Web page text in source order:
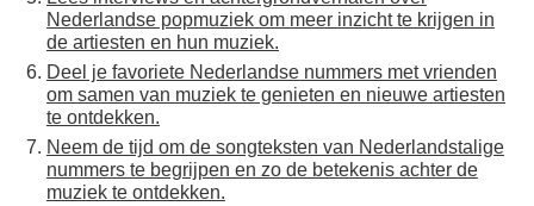
Nederlandse popmuziek om meer inzicht te krijgen in
de artiesten en hun muziek.
Deel je favoriete Nederlandse nummers met vrienden
om samen van muziek te genieten en nieuwe artiesten
te ontdekken.
Neem de tijd om de songteksten van Nederlandstalige
nummers te begrijpen en zo de betekenis achter de
muziek te ontdekken.